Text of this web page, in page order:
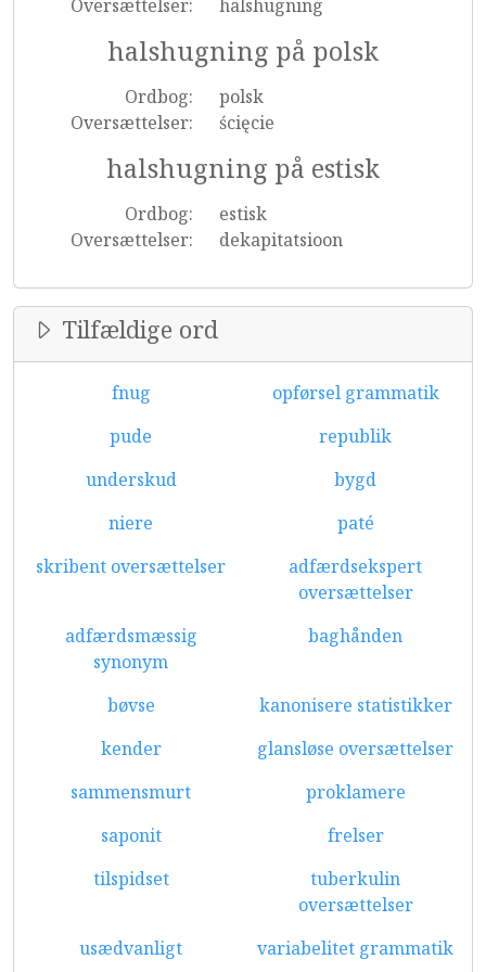
Oversættelser: halshugning
halshugning på polsk
Ordbog:
polsk
Oversættelser:
ścięcie
halshugning på estisk
Ordbog:
estisk
Oversættelser:
dekapitatsioon
Tilfældige ord
fnug
opførsel grammatik
pude
republik
underskud
bygd
niere
paté
skribent oversættelser
adfærdsekspert
oversættelser
adfærdsmæssig
synonym
baghånden
bøvse
kanonisere statistikker
kender
glansløse oversættelser
sammensmurt
proklamere
saponit
frelser
tilspidset
tuberkulin
oversættelser
usædvanligt
variabelitet grammatik